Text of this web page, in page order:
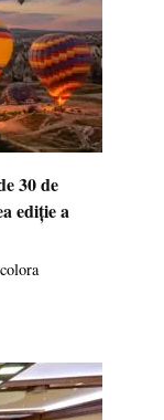
30 de
ediție a